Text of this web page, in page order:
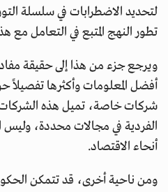
لتحديد الاضطرابات في سلسلة
تطور النهج المتبع في التعامل مع
ويرجع جزء من هذا إلى حقيقة
أفضل المعلومات وأكثرها تفصيلاً
شركات خاصة، تميل هذه الشركات
الفردية في مجالات محددة، وليس
أنحاء الاقتصاد.
ومن ناحية أخرى، قد تتمكن